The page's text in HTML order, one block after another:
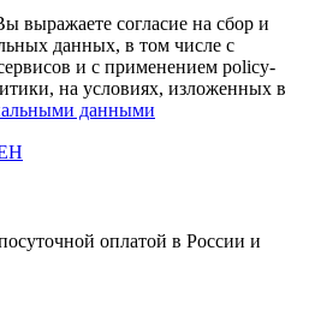
выражаете согласие на сбор и
данных, в том числе с
и с применением policy-
на условиях, изложенных в
данными
оплатой в России и